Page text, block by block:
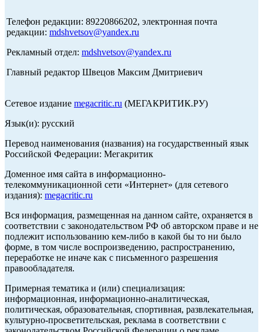
Телефон редакции: 89220866202, электронная почта
редакции: mdshvetsov@yandex.ru
Рекламный отдел: mdshvetsov@yandex.ru
Главный редактор Швецов Максим Дмитриевич
Сетевое издание megacritic.ru (МЕГАКРИТИК.РУ)
Язык(и): русский
Перевод наименования (названия) на государственный язык
Российской Федерации: Мегакритик
Доменное имя сайта в информационно-
телекоммуникационной сети «Интернет» (для сетевого
издания): megacritic.ru
Вся информация, размещенная на данном сайте, охраняется в
соответствии с законодательством РФ об авторском праве и не
подлежит использованию кем-либо в какой бы то ни было
форме, в том числе воспроизведению, распространению,
переработке не иначе как с письменного разрешения
правообладателя.
Примерная тематика и (или) специализация:
информационная, информационно-аналитическая,
политическая, образовательная, спортивная, развлекательная,
культурно-просветительская, реклама в соответствии с